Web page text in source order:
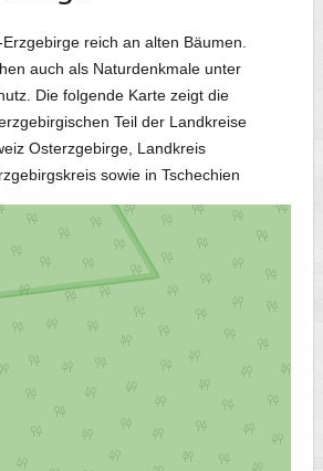
reich an alten Bäumen.
auch als Naturdenkmale unter
Die folgende Karte zeigt die
Teil der Landkreise
Osterzgebirge, Landkreis
sowie in Tschechien